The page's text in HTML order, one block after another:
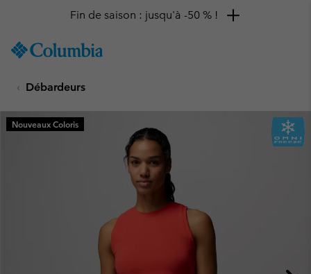
TO
SKIP
MAIN
NAV
Fin de saison : jusqu'à -50 % !
Débardeurs
Nouveaux Coloris